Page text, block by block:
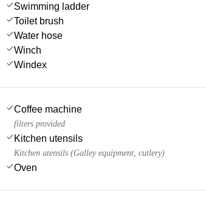
Swimming ladder
Toilet brush
Water hose
Winch
Windex
Coffee machine
filters provided
Kitchen utensils
Kitchen utensils (Galley equipment, cutlery)
Oven